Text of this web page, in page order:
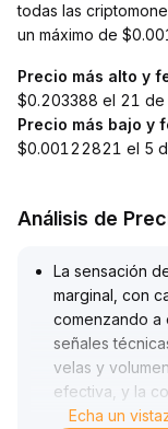
todas las
un máximo de
Precio más alto y
$0.203388 el 21
Precio más bajo y
$0.00122821 el 5
Análisis de
La sensación
marginal, con
comenzando a
señales
velas y
efectiva, y la
mayor
Echa un